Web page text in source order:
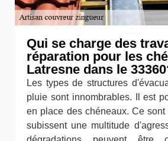
Qui se charge des
réparation pour les
Latresne dans le
Les types de structures
pluie sont innombrables. Il est
en place des chéneaux. Ce
subissent une multitude